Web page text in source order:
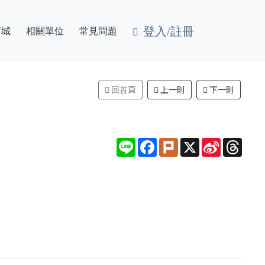
相關單位 常見問題 登入/註冊
回首頁 上一則 下一則
Line Facebook
PlurkX Sina
Weibo